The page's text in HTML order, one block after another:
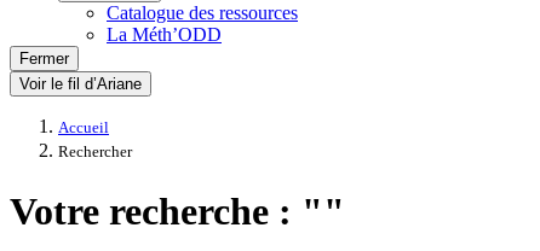
Catalogue des ressources
La Méth’ODD
Fermer
Voir le fil d’Ariane
Accueil
Rechercher
Votre recherche : ""